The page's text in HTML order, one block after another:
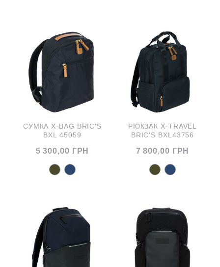
CУМКА X-BAG BRIC'S
BXL 45059
5 300,00 ГРН
РЮКЗАК X-TRAVEL
BRIC'S BXL43756
7 800,00 ГРН